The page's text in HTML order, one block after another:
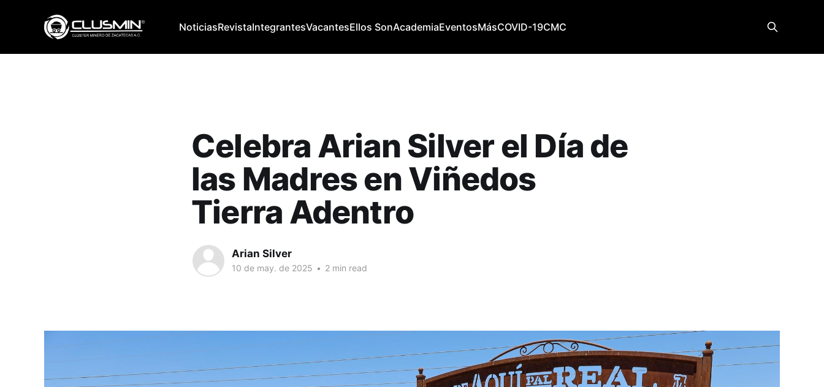
NoticiasRevistaIntegrantesVacantesEllos SonAcademiaEventosMásCOVID-19CMC
Celebra Arian Silver el Día de
las Madres en Viñedos
Tierra Adentro
Arian Silver
10 de may. de 2025 • 2 min read